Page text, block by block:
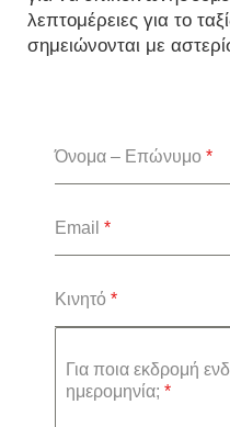
λεπτομέρειες για το
σημειώνονται με
Όνομα – Επώνυμο *
Email *
Κινητό *
Για ποια εκδρομή
ημερομηνία; *